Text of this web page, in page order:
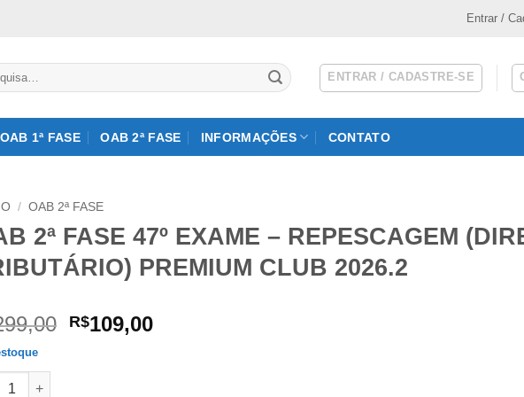
Entrar /
ENTRAR / CADASTRE-SE
OAB 1ª FASE OAB 2ª FASE INFORMAÇÕES CONTATO
/ OAB 2ª FASE
2ª FASE 47º EXAME – REPESCAGEM
PREMIUM CLUB 2026.2
O
R$109,00O
2ª FASE 47º EXAME – REPESCAGEM (DIREITO TRIBUTÁRIO) PREMIUM CLUB 2026.2